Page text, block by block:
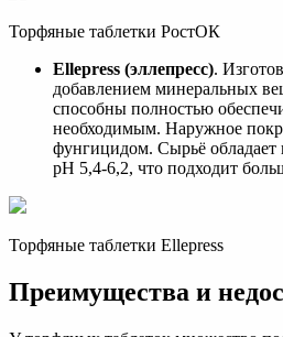
Торфяные таблетки РостОК
Ellepress (эллепресс).
добавлением минеральных
способны полностью
необходимым. Наружное
фунгицидом. Сырьё обладает
рН 5,4-6,2, что подходит
Торфяные таблетки Ellepress
Преимущества и